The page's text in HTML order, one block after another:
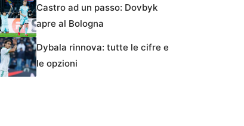
Castro ad un passo: Dovbyk
apre al Bologna
Dybala rinnova: tutte le cifre e
le opzioni